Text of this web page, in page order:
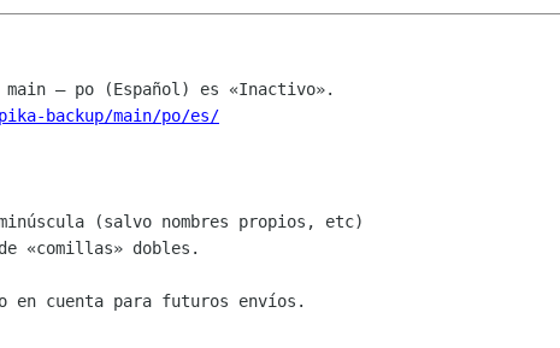
backup/main/po/es/
(salvo nombres propios, etc)
«comillas» dobles.
en cuenta para futuros envíos.